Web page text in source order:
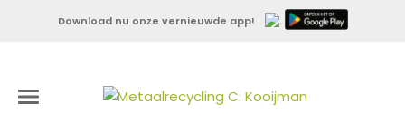
Download nu onze vernieuwde app!